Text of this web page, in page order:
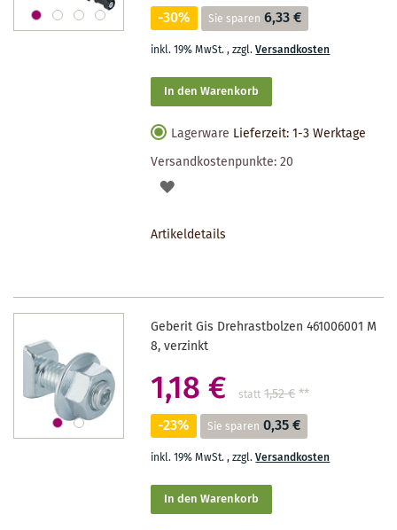
-30% Sie sparen 6,33 €
inkl. 19% MwSt.,zzgl.Versandkosten
In den Warenkorb
Lagerware Lieferzeit: 1-3 Werktage
Versandkostenpunkte:20
AUF
Artikeldetails
Geberit Gis Drehrastbolzen 461006001 M
8, verzinkt
1,18 € statt 1,52 €**
-23% Sie sparen 0,35 €
inkl. 19% MwSt.,zzgl.Versandkosten
In den Warenkorb